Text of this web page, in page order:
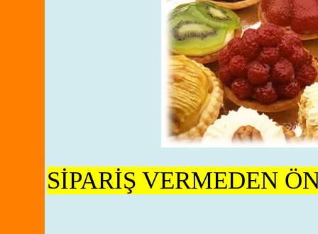
SİPARİŞ VERMEDEN